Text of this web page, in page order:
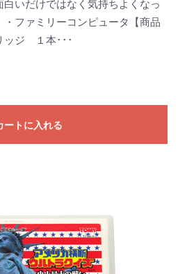
いだけではなく気持ちよくなっ
ファミリーコンピュータ【商品
ッジ １本･･･
ートに入れる